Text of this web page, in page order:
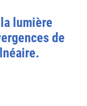
lumière
de